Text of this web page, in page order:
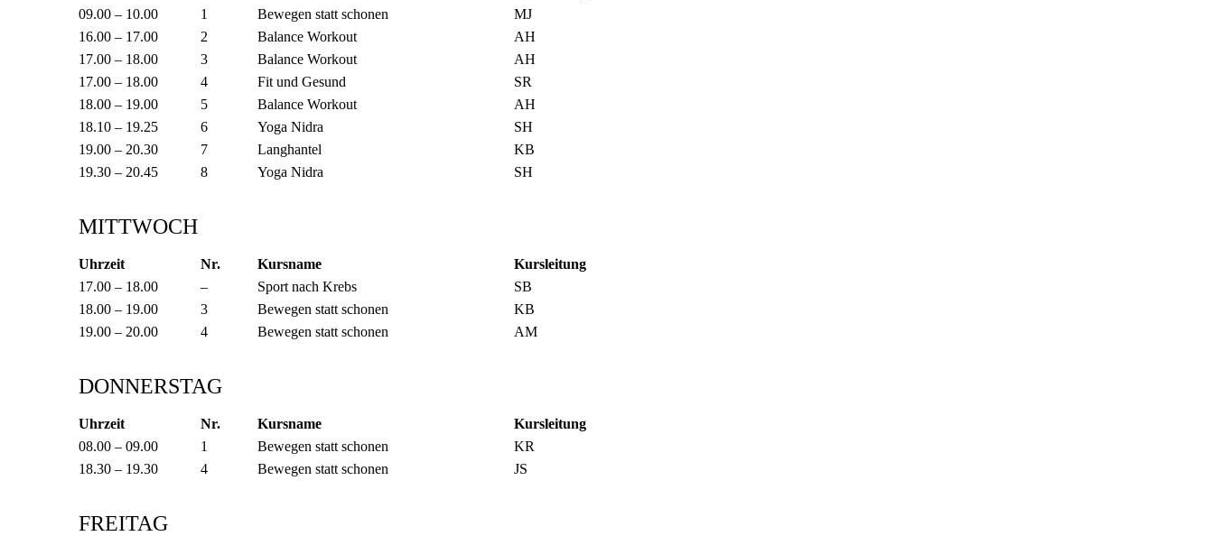
09.00 – 10.00
1 Bewegen statt schonen
MJ
16.00 – 17.00
2 Balance Workout
AH
17.00 – 18.00
3 Balance Workout
AH
17.00 – 18.00
4 Fit und Gesund
SR
18.00 – 19.00
5 Balance Workout
AH
18.10 – 19.25
6 Yoga Nidra
SH
19.00 – 20.30
7 Langhantel
KB
19.30 – 20.45
8 Yoga Nidra SH
MITTWOCH
Uhrzeit Nr. Kursname
Kursleitung
17.00 – 18.00
– Sport nach Krebs
SB
18.00 – 19.00
3 Bewegen statt schonen
KB
19.00 – 20.00
4 Bewegen statt schonen AM
DONNERSTAG
Uhrzeit Nr. Kursname
Kursleitung
08.00 – 09.00
1 Bewegen statt schonen
KR
18.30 – 19.30
4 Bewegen statt schonen JS
FREITAG